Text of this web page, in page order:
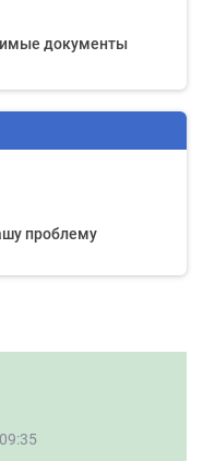
документы
проблему